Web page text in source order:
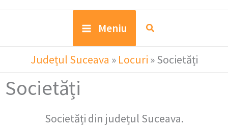
Meniu
Județul Suceava » Locuri »Societăți
Societăți
Societăți din județul Suceava.